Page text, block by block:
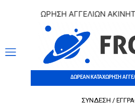
ΑΓΓΕΛΙΩΝ
ΔΩΡΕΑΝ ΚΑΤΑΧΩΡΗΣΗ
ΣΥΝΔΕΣΗ /